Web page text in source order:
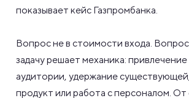
показывает кейс Газпромбанка.
Вопрос не в стоимости входа.
задачу решает механика:
аудитории, удержание
продукт или работа с персоналом. От